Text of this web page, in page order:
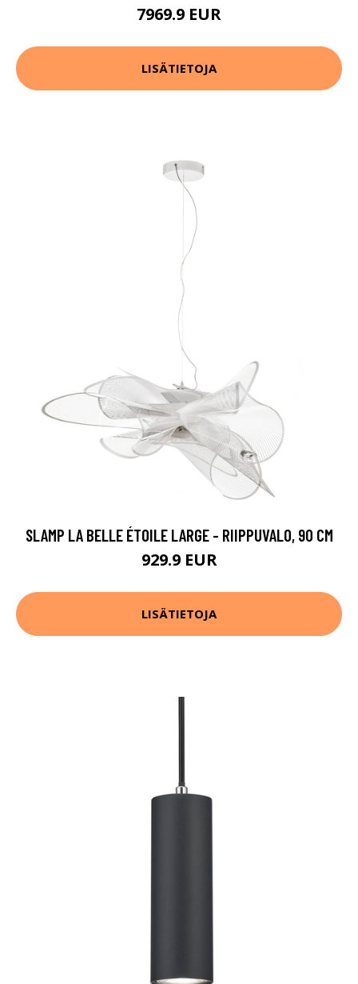
7969.9 EUR
LISÄTIETOJA
SLAMP LA BELLE ÉTOILE LARGE - RIIPPUVALO, 90 CM
929.9 EUR
LISÄTIETOJA